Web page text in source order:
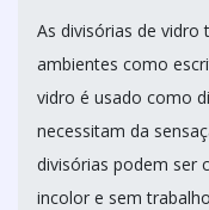
As divisórias de
ambientes como
vidro é usado como
necessitam da
divisórias podem ser
incolor e sem